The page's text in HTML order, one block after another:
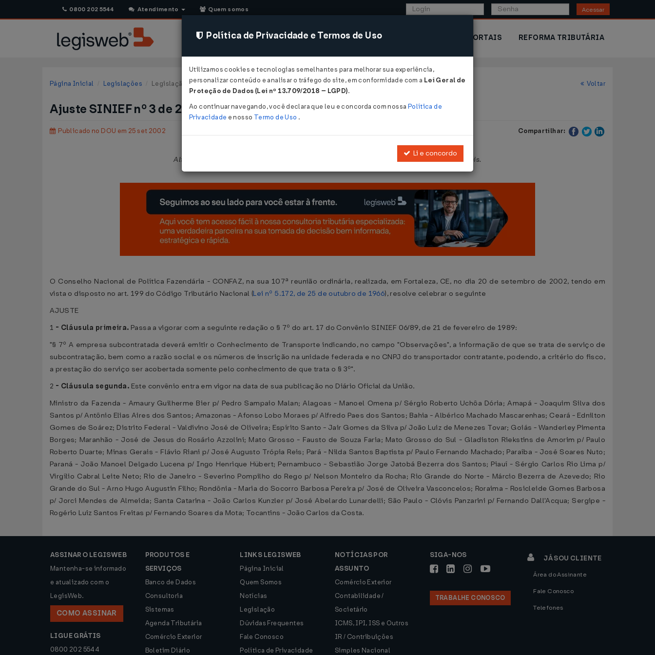
0800 202 5544 Atendimento Quem somos Acessar
CONSULTORIA SISTEMAS COMÉRCIO EXTERIOR PORTAIS REFORMA TRIBUTÁRIA
Página Inicial Legislações Legislação Federal Voltar
Ajuste SINIEF nº 3 de 20/09/2002
Publicado no DOU em 25 set 2002 Compartilhar:
Altera dispositivo do Convênio SINIEF 06/89, de 21.02.1989, que instituiu documentos fiscais.
O Conselho Nacional de Política Fazendária - CONFAZ, na sua 107ª reunião ordinária, realizada, em Fortaleza, CE, no dia 20 de setembro de 2002, tendo em
vista o disposto no art. 199 do Código Tributário Nacional (Lei nº 5.172, de 25 de outubro de 1966), resolve celebrar o seguinte
AJUSTE
1 - Cláusula primeira. Passa a vigorar com a seguinte redação o § 7º do art. 17 do Convênio SINIEF 06/89, de 21 de fevereiro de 1989:
"§ 7º A empresa subcontratada deverá emitir o Conhecimento de Transporte indicando, no campo "Observações", a informação de que se trata de serviço de
subcontratação, bem como a razão social e os números de inscrição na unidade federada e no CNPJ do transportador contratante, podendo, a critério do fisco,
a prestação do serviço ser acobertada somente pelo conhecimento de que trata o § 3º".
2 - Cláusula segunda. Este convênio entra em vigor na data de sua publicação no Diário Oficial da União.
Ministro da Fazenda - Amaury Guilherme Bier p/ Pedro Sampaio Malan; Alagoas - Manoel Omena p/ Sérgio Roberto Uchôa Dória; Amapá - Joaquim Silva dos
Santos p/ Antônio Elias Aires dos Santos; Amazonas - Afonso Lobo Moraes p/ Alfredo Paes dos Santos; Bahia - Albérico Machado Mascarenhas; Ceará - Ednilton
Gomes de Soárez; Distrito Federal - Valdivino José de Oliveira; Espírito Santo - Jair Gomes da Silva p/ João Luiz de Menezes Tovar; Goiás - Wanderley Pimenta
Borges; Maranhão - José de Jesus do Rosário Azzolini; Mato Grosso - Fausto de Souza Faria; Mato Grosso do Sul - Gladiston Riekstins de Amorim p/ Paulo
Roberto Duarte; Minas Gerais - Flávio Riani p/ José Augusto Trópia Reis; Pará - Nilda Santos Baptista p/ Paulo Fernando Machado; Paraíba - José Soares Nuto;
Paraná - João Manoel Delgado Lucena p/ Ingo Henrique Hübert; Pernambuco - Sebastião Jorge Jatobá Bezerra dos Santos; Piauí - Sérgio Carlos Rio Lima p/
Virgílio Cabral Leite Neto; Rio de Janeiro - Severino Pompilho do Rego p/ Nelson Monteiro da Rocha; Rio Grande do Norte - Márcio Bezerra de Azevedo; Rio
Grande do Sul - Arno Hugo Augustin Filho; Rondônia - Maria do Socorro Barbosa Pereira p/ José de Oliveira Vasconcelos; Roraima - Rosicleide Gomes Barbosa
p/ Jorci Mendes de Almeida; Santa Catarina - João Carlos Kunzler p/ José Abelardo Lunardelli; São Paulo - Clóvis Panzarini p/ Fernando Dall'Acqua; Sergipe -
Rogério Luiz Santos Freitas p/ Fernando Soares da Mota; Tocantins - João Carlos da Costa.
ASSINAR O LEGISWEB
Mantenha-se informado
e atualizado com o
LegisWeb.
COMO ASSINAR
LIGUE GRÁTIS
0800 202 5544
PRODUTOS E
SERVIÇOS
Banco de Dados
Consultoria
Sistemas
Agenda Tributária
Comércio Exterior
Boletim Diário
LINKS LEGISWEB
Página Inicial
Quem Somos
Notícias
Legislação
Dúvidas Frequentes
Fale Conosco
Política de Privacidade
NOTÍCIAS POR
ASSUNTO
Comércio Exterior
Contabilidade /
Societário
ICMS, IPI, ISS e Outros
IR / Contribuições
Simples Nacional
SIGA-NOS
TRABALHE CONOSCO
JÁ SOU CLIENTE
Área do Assinante
Fale Conosco
Telefones
Política de Privacidade e Termos de Uso
Utilizamos cookies e tecnologias semelhantes para melhorar sua experiência,
personalizar conteúdo e analisar o tráfego do site, em conformidade com a Lei Geral de
Proteção de Dados (Lei nº 13.709/2018 – LGPD).
Ao continuar navegando, você declara que leu e concorda com nossa Política de
Privacidade e nosso Termo de Uso .
Li e concordo